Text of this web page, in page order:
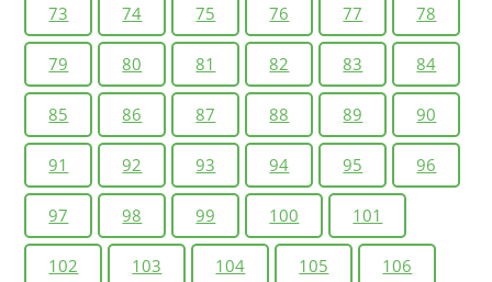
73 74 75 76 77 78
79 80 81 82 83 84
85 86 87 88 89 90
91 92 93 94 95 96
97 98 99 100 101
102 103 104 105 106